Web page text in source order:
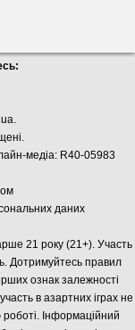
.
медіа: R40-05983
даних
21 року (21+). Участь
Дотримуйтесь правил
ознак залежності
в азартних іграх не
Інформаційний